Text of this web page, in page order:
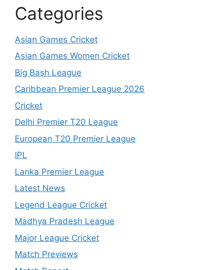
Categories
Asian Games Cricket
Asian Games Women Cricket
Big Bash League
Caribbean Premier League 2026
Cricket
Delhi Premier T20 League
European T20 Premier League
IPL
Lanka Premier League
Latest News
Legend League Cricket
Madhya Pradesh League
Major League Cricket
Match Previews